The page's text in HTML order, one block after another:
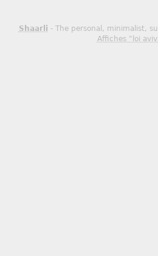
Shaarli - The personal, minimalist,
Affiches "loi